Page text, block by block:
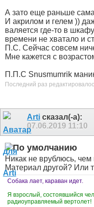
А зато еще раньше
И акрилом и гелем ))
валяется где-то в
времени не хватало и
П.С. Сейчас совсем
Мне кажется с
П.П.С Snusmumrik
Последний раз
Arti сказал(-а):
07.06.2019 11:10
Никак не врублюсь, чем
Материал другой? Или
Собака лает, караван идет.
Я взрослый, состоявшийся
радиоуправляемый вертолет!